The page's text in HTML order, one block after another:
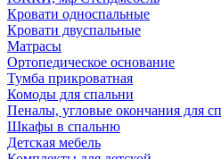
Кровати односпальные
Кровати двуспальные
Матрасы
Ортопедическое основание
Тумба прикроватная
Комоды для спальни
Пеналы, угловые окончания для
Шкафы в спальню
Детская мебель